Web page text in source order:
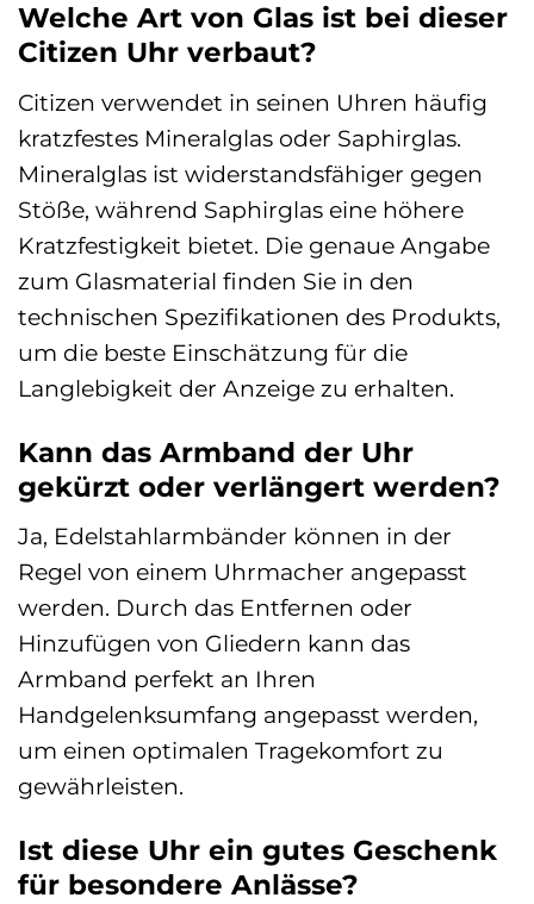
Welche Art von Glas ist bei dieser
Citizen Uhr verbaut?
Citizen verwendet in seinen Uhren häufig
kratzfestes Mineralglas oder Saphirglas.
Mineralglas ist widerstandsfähiger gegen
Stöße, während Saphirglas eine höhere
Kratzfestigkeit bietet. Die genaue Angabe
zum Glasmaterial finden Sie in den
technischen Spezifikationen des Produkts,
um die beste Einschätzung für die
Langlebigkeit der Anzeige zu erhalten.
Kann das Armband der Uhr
gekürzt oder verlängert werden?
Ja, Edelstahlarmbänder können in der
Regel von einem Uhrmacher angepasst
werden. Durch das Entfernen oder
Hinzufügen von Gliedern kann das
Armband perfekt an Ihren
Handgelenksumfang angepasst werden,
um einen optimalen Tragekomfort zu
gewährleisten.
Ist diese Uhr ein gutes Geschenk
für besondere Anlässe?